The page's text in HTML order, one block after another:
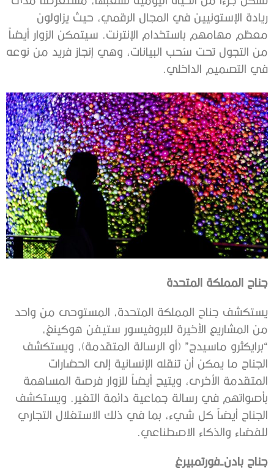
ريادة الإستونيين في المجال الرقمي، حيث يزاولون
معظم مهامهم باستخدام الإنترنت. سيتمكن الزوار أيضاً
من التجول تحت سُحب البيانات، وهي إنجاز فريد من نوعه
في التصميم الداخلي.
جناح المملكة المتحدة
يستكشف جناح المملكة المتحدة، المستوحى من واحد
من المشاريع الأخيرة للبروفيسور ستيفن هوكينغ،
“برايكثرو ماسيدج” (أو الرسالة المتقدمة)، ويستكشف
الجناح ما يمكن أن تنقله الإنسانية إلى الحضارات
المتقدمة الأخرى، ويتيح أيضاً للزوار فرصة المساهمة
بأصواتهم في رسالة جماعية دائمة التغير. ويستكشف
الجناح أيضاً كل شيء، بما في ذلك الاستغلال التجاري
للفضاء والذكاء الاصطناعي.
جناح بادن-فورتمبيرغ